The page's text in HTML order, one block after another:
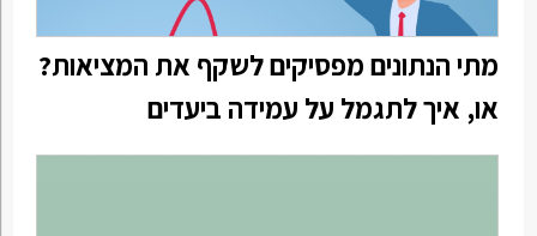
מתי הנתונים מפסיקים לשקף את המציאות?
או, איך לתגמל על עמידה ביעדים